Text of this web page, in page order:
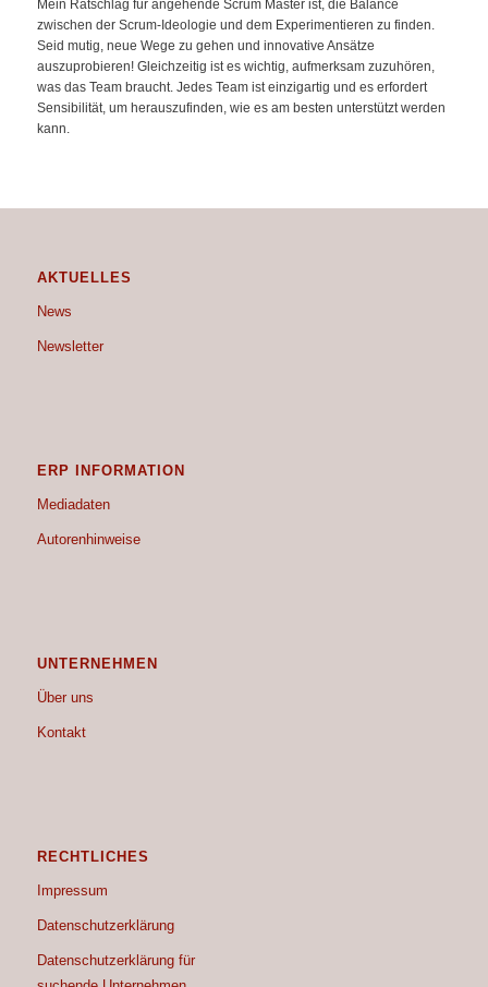
Mein Ratschlag für angehende Scrum Master ist, die Balance
zwischen der Scrum-Ideologie und dem Experimentieren zu finden.
Seid mutig, neue Wege zu gehen und innovative Ansätze
auszuprobieren! Gleichzeitig ist es wichtig, aufmerksam zuzuhören,
was das Team braucht. Jedes Team ist einzigartig und es erfordert
Sensibilität, um herauszufinden, wie es am besten unterstützt werden
kann.
AKTUELLES
News
Newsletter
ERP INFORMATION
Mediadaten
Autorenhinweise
UNTERNEHMEN
Über uns
Kontakt
RECHTLICHES
Impressum
Datenschutzerklärung
Datenschutzerklärung für